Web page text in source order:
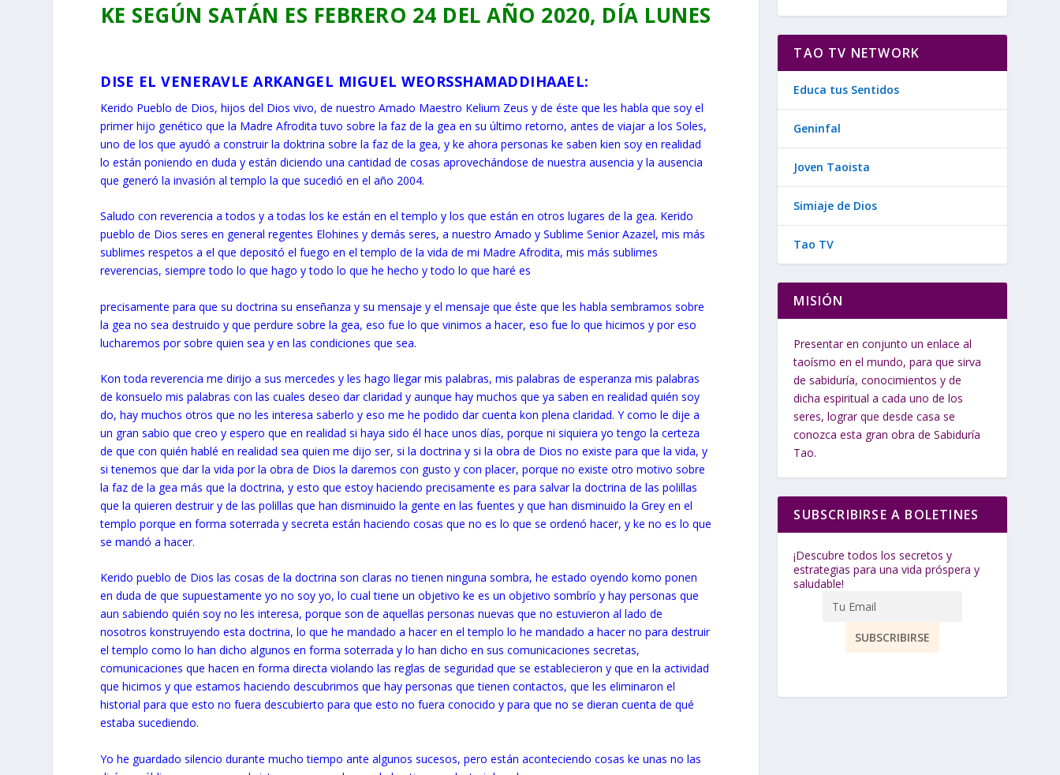
KE SEGÚN SATÁN ES FEBRERO 24 DEL AÑO 2020, DÍA LUNES
DISE EL VENERAVLE ARKANGEL MIGUEL WEORSSHAMADDIHAAEL:
Kerido Pueblo de Dios, hijos del Dios vivo, de nuestro Amado Maestro Kelium Zeus y de éste que les habla que soy el
primer hijo genético que la Madre Afrodita tuvo sobre la faz de la gea en su último retorno, antes de viajar a los Soles,
uno de los que ayudó a construir la doktrina sobre la faz de la gea, y ke ahora personas ke saben kien soy en realidad
lo están poniendo en duda y están diciendo una cantidad de cosas aprovechándose de nuestra ausencia y la ausencia
que generó la invasión al templo la que sucedió en el año 2004.
Saludo con reverencia a todos y a todas los ke están en el templo y los que están en otros lugares de la gea. Kerido
pueblo de Dios seres en general regentes Elohines y demás seres, a nuestro Amado y Sublime Senior Azazel, mis más
sublimes respetos a el que depositó el fuego en el templo de la vida de mi Madre Afrodita, mis más sublimes
reverencias, siempre todo lo que hago y todo lo que he hecho y todo lo que haré es
precisamente para que su doctrina su enseñanza y su mensaje y el mensaje que éste que les habla sembramos sobre
la gea no sea destruido y que perdure sobre la gea, eso fue lo que vinimos a hacer, eso fue lo que hicimos y por eso
lucharemos por sobre quien sea y en las condiciones que sea.
Kon toda reverencia me dirijo a sus mercedes y les hago llegar mis palabras, mis palabras de esperanza mis palabras
de konsuelo mis palabras con las cuales deseo dar claridad y aunque hay muchos que ya saben en realidad quién soy
do, hay muchos otros que no les interesa saberlo y eso me he podido dar cuenta kon plena claridad. Y como le dije a
un gran sabio que creo y espero que en realidad si haya sido él hace unos días, porque ni siquiera yo tengo la certeza
de que con quién hablé en realidad sea quien me dijo ser, si la doctrina y si la obra de Dios no existe para que la vida, y
si tenemos que dar la vida por la obra de Dios la daremos con gusto y con placer, porque no existe otro motivo sobre
la faz de la gea más que la doctrina, y esto que estoy haciendo precisamente es para salvar la doctrina de las polillas
que la quieren destruir y de las polillas que han disminuido la gente en las fuentes y que han disminuido la Grey en el
templo porque en forma soterrada y secreta están haciendo cosas que no es lo que se ordenó hacer, y ke no es lo que
se mandó a hacer.
Kerido pueblo de Dios las cosas de la doctrina son claras no tienen ninguna sombra, he estado oyendo komo ponen
en duda de que supuestamente yo no soy yo, lo cual tiene un objetivo ke es un objetivo sombrío y hay personas que
aun sabiendo quién soy no les interesa, porque son de aquellas personas nuevas que no estuvieron al lado de
nosotros konstruyendo esta doctrina, lo que he mandado a hacer en el templo lo he mandado a hacer no para destruir
el templo como lo han dicho algunos en forma soterrada y lo han dicho en sus comunicaciones secretas,
comunicaciones que hacen en forma directa violando las reglas de seguridad que se establecieron y que en la actividad
que hicimos y que estamos haciendo descubrimos que hay personas que tienen contactos, que les eliminaron el
historial para que esto no fuera descubierto para que esto no fuera conocido y para que no se dieran cuenta de qué
estaba sucediendo.
Yo he guardado silencio durante mucho tiempo ante algunos sucesos, pero están aconteciendo cosas ke unas no las
TAO TV NETWORK
Educa tus Sentidos
Geninfal
Joven Taoista
Simiaje de Dios
Tao TV
MISIÓN
Presentar en conjunto un enlace al
taoísmo en el mundo, para que sirva
de sabiduría, conocimientos y de
dicha espiritual a cada uno de los
seres, lograr que desde casa se
conozca esta gran obra de Sabiduría
Tao.
SUBSCRIBIRSE A BOLETINES
¡Descubre todos los secretos y
estrategias para una vida próspera y
saludable!